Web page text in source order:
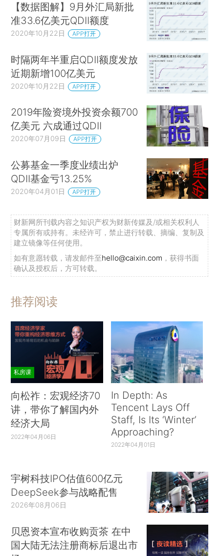
【数据图解】9月外汇局新批
准33.6亿美元QDII额度
2020年10月22日 APP打开
时隔两年半重启QDII额度发放
近期新增100亿美元
2020年10月22日 APP打开
2019年险资境外投资余额700
亿美元 六成通过QDII
2020年07月09日 APP打开
公募基金一季度业绩出炉
QDII基金亏13.25%
2020年04月01日 APP打开
财新网所刊载内容之知识产权为财新传媒及/或相关权利人
专属所有或持有。未经许可，禁止进行转载、摘编、复制及
建立镜像等任何使用。
如有意愿转载，请发邮件至hello@caixin.com ，获得书面
确认及授权后，方可转载。
推荐阅读
私房课
向松祚：宏观经济70
讲，带你了解国内外
经济大局
2022年04月06日
In Depth: As
Tencent Lays Off
Staff, Is Its ‘Winter’
Approaching?
2022年04月01日
宇树科技IPO估值600亿元
DeepSeek参与战略配售
2026年08月06日
贝恩资本宣布收购贡茶 在中
国大陆无法注册商标后退出市